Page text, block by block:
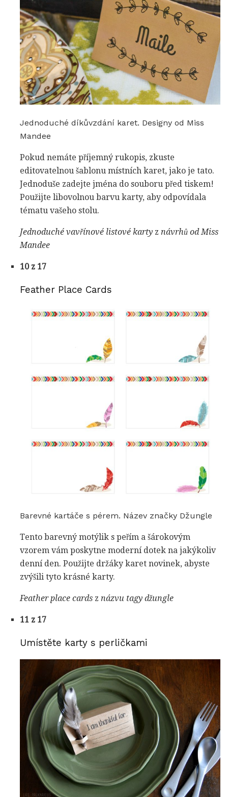
Jednoduché díkůvzdání karet. Designy od Miss
Mandee
Pokud nemáte příjemný rukopis, zkuste
editovatelnou šablonu místních karet, jako je tato.
Jednoduše zadejte jména do souboru před tiskem!
Použijte libovolnou barvu karty, aby odpovídala
tématu vašeho stolu.
Jednoduché vavřínové listové karty z návrhů od Miss
Mandee
10 z 17
Feather Place Cards
Barevné kartáče s pérem. Název značky Džungle
Tento barevný motýlik s peřím a šárokovým
vzorem vám poskytne moderní dotek na jakýkoliv
denní den. Použijte držáky karet novinek, abyste
zvýšili tyto krásné karty.
Feather place cards z názvu tagy džungle
11 z 17
Umístěte karty s perličkami